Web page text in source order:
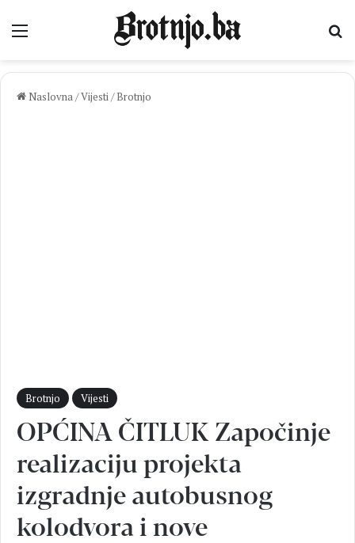
Izbornik
Naslovna/Vijesti/ Brotnjo
Brotnjo Vijesti
OPĆINA ČITLUK Započinje
realizaciju projekta
izgradnje autobusnog
kolodvora i nove